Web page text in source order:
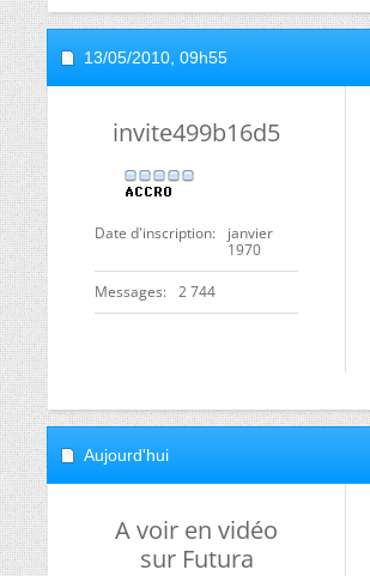
13/05/2010, 09h55
invite499b16d5
Date d'inscription
janvier
1970
Messages 2 744
Aujourd'hui
A voir en vidéo
sur Futura